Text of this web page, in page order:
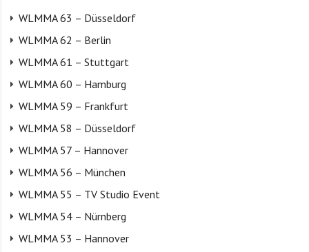
WLMMA 63 – Düsseldorf
WLMMA 62 – Berlin
WLMMA 61 – Stuttgart
WLMMA 60 – Hamburg
WLMMA 59 – Frankfurt
WLMMA 58 – Düsseldorf
WLMMA 57 – Hannover
WLMMA 56 – München
WLMMA 55 – TV Studio Event
WLMMA 54 – Nürnberg
WLMMA 53 – Hannover